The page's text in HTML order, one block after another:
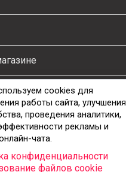
cookies для
работы сайта, улучшения
проведения аналитики,
рекламы и
чата.
конфиденциальности
файлов cookie